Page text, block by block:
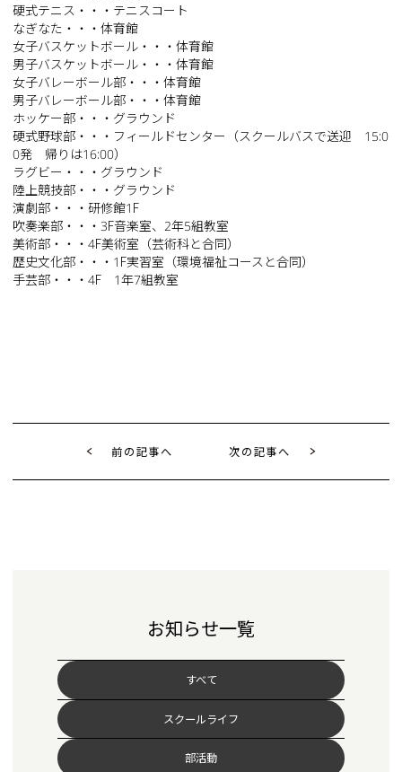
硬式テニス・・・テニスコート
なぎなた・・・体育館
女子バスケットボール・・・体育館
男子バスケットボール・・・体育館
女子バレーボール部・・・体育館
男子バレーボール部・・・体育館
ホッケー部・・・グラウンド
硬式野球部・・・フィールドセンター（スクールバスで送迎 15:0
0発 帰りは16:00）
ラグビー・・・グラウンド
陸上競技部・・・グラウンド
演劇部・・・研修館1F
吹奏楽部・・・3F音楽室、2年5組教室
美術部・・・4F美術室（芸術科と合同）
歴史文化部・・・1F実習室（環境福祉コースと合同）
手芸部・・・4F 1年7組教室
前の記事へ 次の記事へ
お知らせ一覧
すべて
スクールライフ
部活動